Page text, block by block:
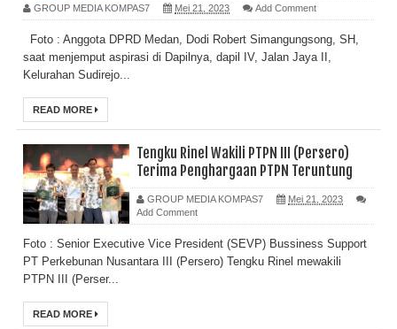
GROUP MEDIA KOMPAS7 Mei 21, 2023 Add Comment
Foto : Anggota DPRD Medan, Dodi Robert Simangungsong, SH,
saat menjemput aspirasi di Dapilnya, dapil IV, Jalan Jaya II,
Kelurahan Sudirejo...
READ MORE
Tengku Rinel Wakili PTPN III (Persero)
Terima Penghargaan PTPN Teruntung
GROUP MEDIA KOMPAS7
Mei 21, 2023
Add Comment
Foto : Senior Executive Vice President (SEVP) Bussiness Support
PT Perkebunan Nusantara III (Persero) Tengku Rinel mewakili
PTPN III (Perser...
READ MORE